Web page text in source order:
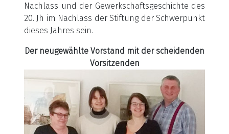
Nachlass und der Gewerkschaftsgeschichte des
20. Jh im Nachlass der Stiftung der Schwerpunkt
dieses Jahres sein.
Der neugewählte Vorstand mit der scheidenden
Vorsitzenden